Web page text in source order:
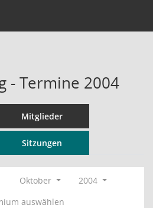
- Termine 2004
Mitglieder
Sitzungen
Oktober
2004
auswählen